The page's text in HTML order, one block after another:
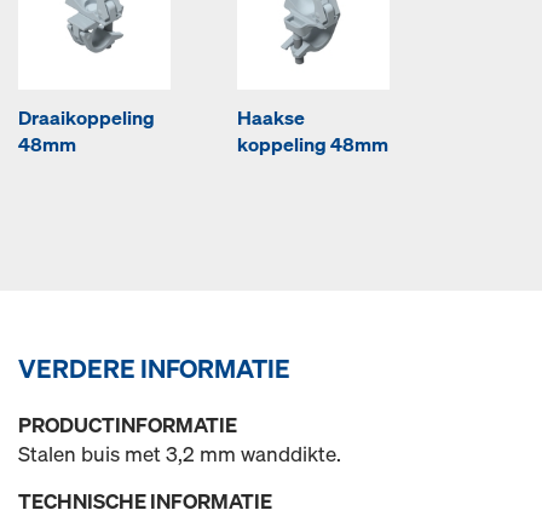
Draaikoppeling
48mm
Haakse
koppeling 48mm
VERDERE INFORMATIE
PRODUCTINFORMATIE
Stalen buis met 3,2 mm wanddikte.
TECHNISCHE INFORMATIE